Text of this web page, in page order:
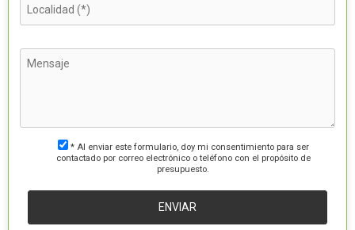
* Al enviar este formulario, doy mi consentimiento para ser
contactado por correo electrónico o teléfono con el propósito de
presupuesto.